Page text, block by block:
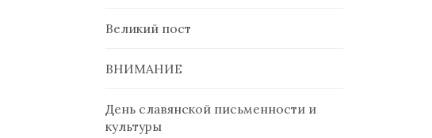
Великий пост
ВНИМАНИЕ
День славянской письменности и
культуры